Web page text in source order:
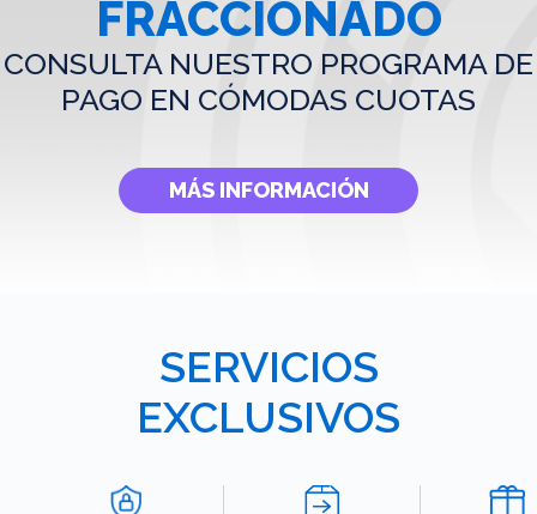
FRACCIONADO
CONSULTA NUESTRO PROGRAMA DE
PAGO EN CÓMODAS CUOTAS
MÁS INFORMACIÓN
SERVICIOS
EXCLUSIVOS